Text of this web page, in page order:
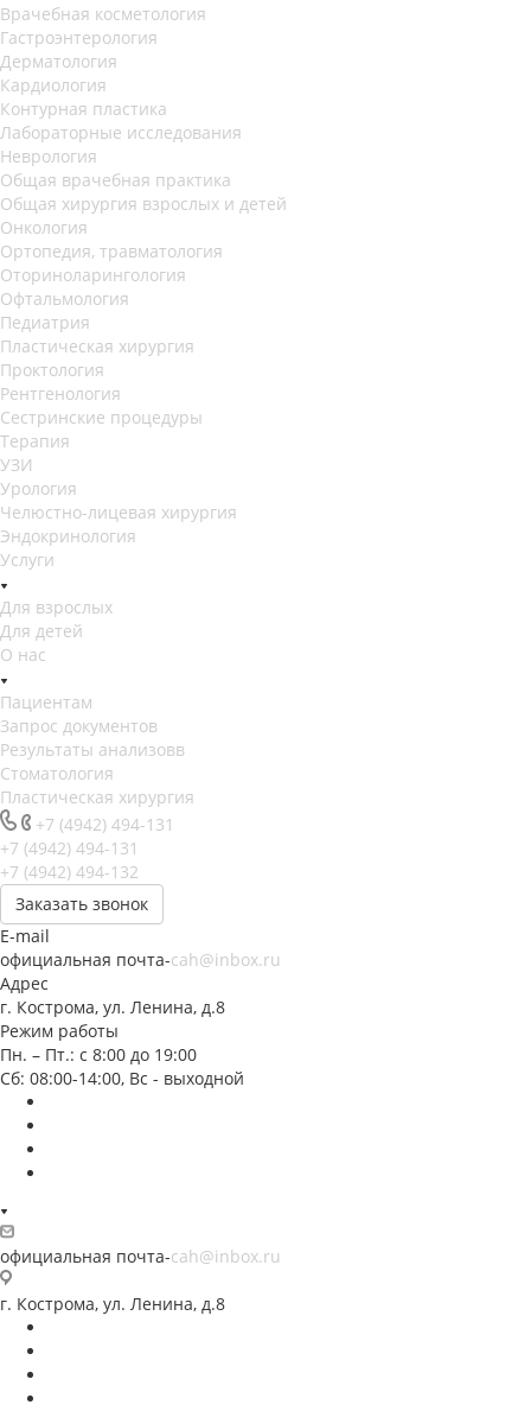
Врачебная косметология
Гастроэнтерология
Дерматология
Кардиология
Контурная пластика
Лабораторные исследования
Неврология
Общая врачебная практика
Общая хирургия взрослых и детей
Онкология
Ортопедия, травматология
Оториноларингология
Офтальмология
Педиатрия
Пластическая хирургия
Проктология
Рентгенология
Сестринские процедуры
Терапия
УЗИ
Урология
Челюстно-лицевая хирургия
Эндокринология
Услуги
Для взрослых
Для детей
О нас
Пациентам
Запрос документов
Результаты анализовв
Стоматология
Пластическая хирургия
+7 (4942) 494-131
+7 (4942) 494-131
+7 (4942) 494-132
Заказать звонок
E-mail
официальная почта-cah@inbox.ru
Адрес
г. Кострома, ул. Ленина, д.8
Режим работы
Пн. – Пт.: с 8:00 до 19:00
Сб: 08:00-14:00, Вс - выходной
официальная почта-cah@inbox.ru
г. Кострома, ул. Ленина, д.8